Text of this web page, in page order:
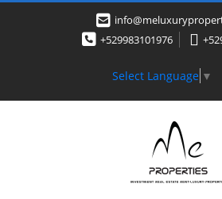
+529983101976
Select Language ▼